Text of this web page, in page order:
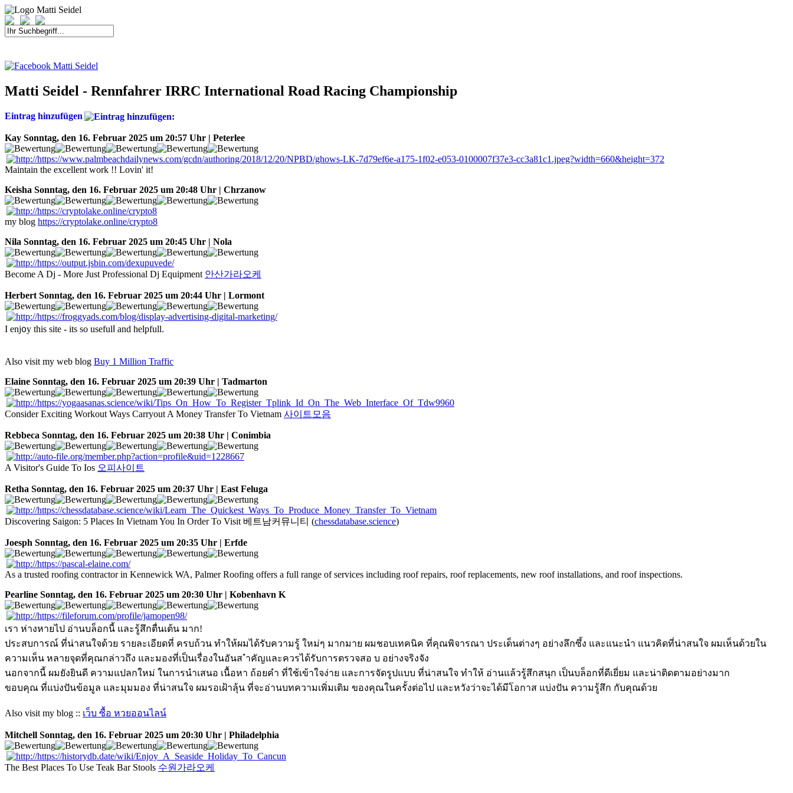
Matti Seidel - Rennfahrer IRRC International Road Racing Championship
Eintrag hinzufügen
Kay Sonntag, den 16. Februar 2025 um 20:57 Uhr | Peterlee
Maintain the excellent work !! Lovin' it!
Keisha Sonntag, den 16. Februar 2025 um 20:48 Uhr | Chrzanow
my blog https://cryptolake.online/crypto8
Nila Sonntag, den 16. Februar 2025 um 20:45 Uhr | Nola
Become A Dj - More Just Professional Dj Equipment 안산가라오케
Herbert Sonntag, den 16. Februar 2025 um 20:44 Uhr | Lormont
I enj᧐y this ѕite - its so usefulⅼ and helpfull.
Alѕo visit my web blog Buy 1 Million Traffic
Elaine Sonntag, den 16. Februar 2025 um 20:39 Uhr | Tadmarton
Consider Exciting Workout Ways Carryout A Money Transfer To Vietnam 사이트모음
Rebbeca Sonntag, den 16. Februar 2025 um 20:38 Uhr | Conimbia
A Visitor's Guide To Ios 오피사이트
Retha Sonntag, den 16. Februar 2025 um 20:37 Uhr | East Feluga
Discovering Saigon: 5 Places In Vietnam You In Order To Visit 베트남커뮤니티 (chessdatabase.science)
Joesph Sonntag, den 16. Februar 2025 um 20:35 Uhr | Erfde
As a trusted roofing contractor in Kennewick WA, Palmer Roofing offers a full range of services including roof repairs, roof replacements, new roof installations, and roof inspections.
Pearline Sonntag, den 16. Februar 2025 um 20:30 Uhr | Kobenhavn K
เรา ห่างหายไป อ่านบล็อกนี้ และรู้สึกตื่นเต้น มาก!
ประสบการณ์ ที่น่าสนใจด้วย รายละเอียดที่ ครบถ้วน ทำให้ผมได้รับความรู้ ใหม่ๆ มากมาย ผมชอบเทคนิค ที่คุณพิจารณา ประเด็นต่างๆ อย่างลึกซึ้ง และแนะนำ แนวคิดที่น่าสนใจ ผมเห็นด้วยใน
ความเห็น หลายจุดที่คุณกล่าวถึง และมองที่เป็นเรื่องในอันส ำคัญและควรได้รับการตรวจสอ บ อย่างจริงจัง
นอกจากนี้ ผมยังยินดี ความแปลกใหม่ ในการนำเสนอ เนื้อหา ถ้อยคำ ที่ใช้เข้าใจง่าย และการจัดรูปแบบ ที่น่าสนใจ ทำให้ อ่านแล้วรู้สึกสนุก เป็นบล็อกที่ดีเยี่ยม และน่าติดตามอย่างมาก
ขอบคุณ ที่แบ่งปันข้อมูล และมุมมอง ที่น่าสนใจ ผมรอเฝ้าลุ้น ที่จะอ่านบทความเพิ่มเติม ของคุณในครั้งต่อไป และหวังว่าจะได้มีโอกาส แบ่งปัน ความรู้สึก กับคุณด้วย
Also visit my blog :: เว็บ ซื้อ หวยออนไลน์
Mitchell Sonntag, den 16. Februar 2025 um 20:30 Uhr | Philadelphia
The Best Places To Use Teak Bar Stools 수원가라오케